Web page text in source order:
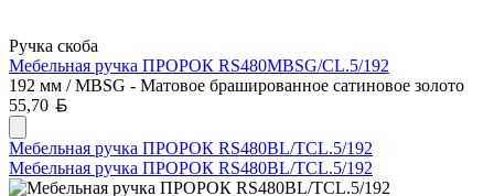
Ручка скоба
Мебельная ручка ПРОРОК RS480MBSG/CL.5/192
192 мм / MBSG - Матовое брашированное сатиновое золото
55,70
Мебельная ручка ПРОРОК RS480BL/TCL.5/192
Мебельная ручка ПРОРОК RS480BL/TCL.5/192